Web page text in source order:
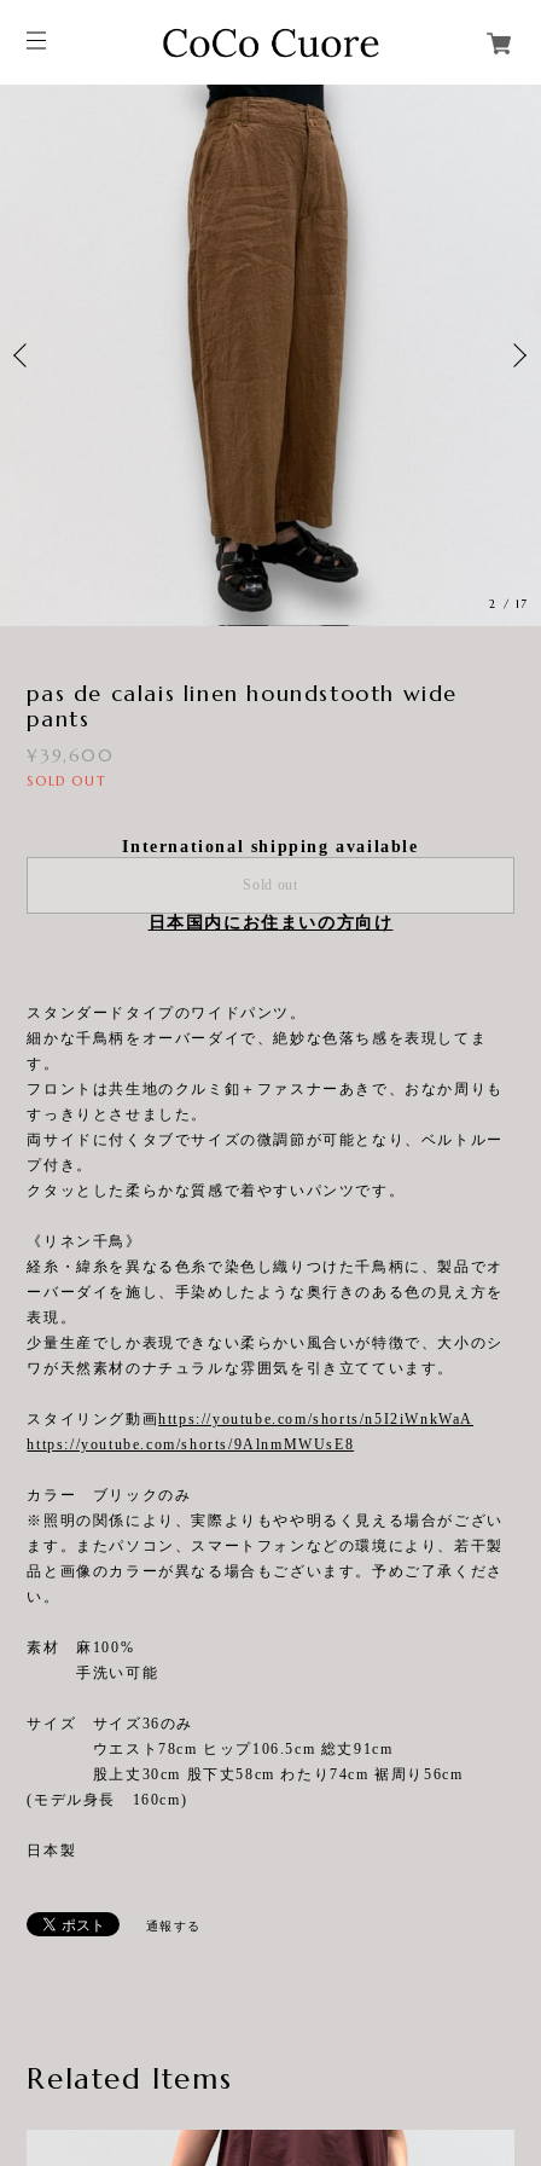
3 / 17
pas de calais linen houndstooth wide
pants
¥39,600
SOLD OUT
International shipping available
Sold out
日本国内にお住まいの方向け
スタンダードタイプのワイドパンツ。
細かな千鳥柄をオーバーダイで、絶妙な色落ち感を表現してま
す。
フロントは共生地のクルミ釦＋ファスナーあきで、おなか周りも
すっきりとさせました。
両サイドに付くタブでサイズの微調節が可能となり、ベルトルー
プ付き。
クタッとした柔らかな質感で着やすいパンツです。
《リネン千鳥》
経糸・緯糸を異なる色糸で染色し織りつけた千鳥柄に、製品でオ
ーバーダイを施し、手染めしたような奥行きのある色の見え方を
表現。
少量生産でしか表現できない柔らかい風合いが特徴で、大小のシ
ワが天然素材のナチュラルな雰囲気を引き立てています。
スタイリング動画https://youtube.com/shorts/n5I2iWnkWaA
https://youtube.com/shorts/9AlnmMWUsE8
カラー ブリックのみ
※照明の関係により、実際よりもやや明るく見える場合がござい
ます。またパソコン、スマートフォンなどの環境により、若干製
品と画像のカラーが異なる場合もございます。予めご了承くださ
い。
素材 麻100%
手洗い可能
サイズ サイズ36のみ
ウエスト78cm ヒップ106.5cm 総丈91cm
股上丈30cm 股下丈58cm わたり74cm 裾周り56cm
(モデル身長 160cm)
日本製
通報する
Related Items